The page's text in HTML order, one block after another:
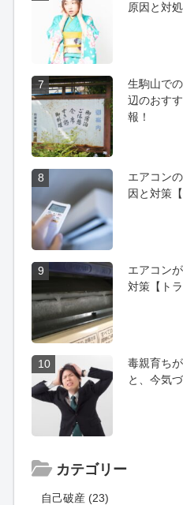
原因と対
7
生駒山で
辺のおす
報！
8
エアコン
因と対策
9
エアコン
対策【ト
10
毒親育ち
と、今気
カテゴリー
自己破産 (23)